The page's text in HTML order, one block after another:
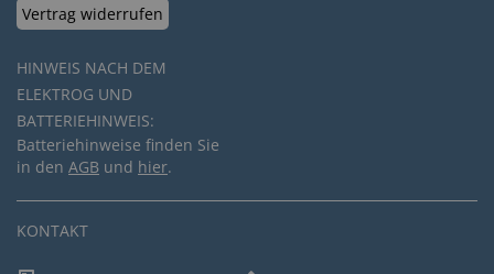
Vertrag widerrufen
HINWEIS NACH DEM
ELEKTROG UND
BATTERIEHINWEIS:
Batteriehinweise finden Sie
in den AGB und hier.
KONTAKT